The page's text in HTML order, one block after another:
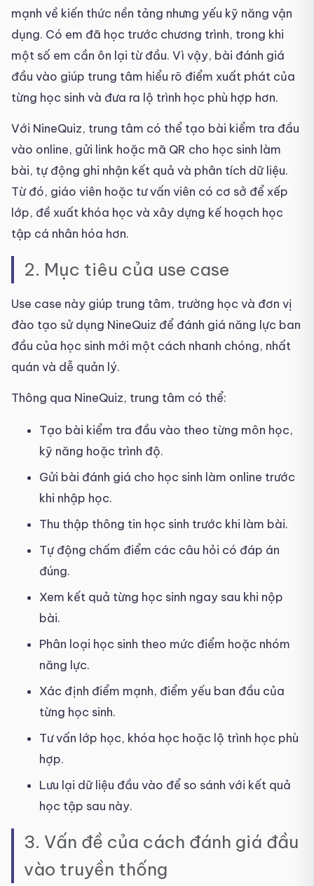
mạnh về kiến thức nền tảng nhưng yếu kỹ năng vận
dụng. Có em đã học trước chương trình, trong khi
một số em cần ôn lại từ đầu. Vì vậy, bài đánh giá
đầu vào giúp trung tâm hiểu rõ điểm xuất phát của
từng học sinh và đưa ra lộ trình học phù hợp hơn.
Với NineQuiz, trung tâm có thể tạo bài kiểm tra đầu
vào online, gửi link hoặc mã QR cho học sinh làm
bài, tự động ghi nhận kết quả và phân tích dữ liệu.
Từ đó, giáo viên hoặc tư vấn viên có cơ sở để xếp
lớp, đề xuất khóa học và xây dựng kế hoạch học
tập cá nhân hóa hơn.
2. Mục tiêu của use case
Use case này giúp trung tâm, trường học và đơn vị
đào tạo sử dụng NineQuiz để đánh giá năng lực ban
đầu của học sinh mới một cách nhanh chóng, nhất
quán và dễ quản lý.
Thông qua NineQuiz, trung tâm có thể:
Tạo bài kiểm tra đầu vào theo từng môn học,
kỹ năng hoặc trình độ.
Gửi bài đánh giá cho học sinh làm online trước
khi nhập học.
Thu thập thông tin học sinh trước khi làm bài.
Tự động chấm điểm các câu hỏi có đáp án
đúng.
Xem kết quả từng học sinh ngay sau khi nộp
bài.
Phân loại học sinh theo mức điểm hoặc nhóm
năng lực.
Xác định điểm mạnh, điểm yếu ban đầu của
từng học sinh.
Tư vấn lớp học, khóa học hoặc lộ trình học phù
hợp.
Lưu lại dữ liệu đầu vào để so sánh với kết quả
học tập sau này.
3. Vấn đề của cách đánh giá đầu
vào truyền thống